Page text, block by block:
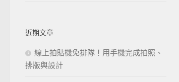
近期文章
線上拍貼機免排隊！用手機完成拍照、
排版與設計